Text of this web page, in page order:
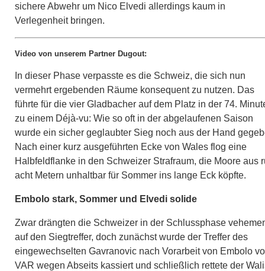
sichere Abwehr um Nico Elvedi allerdings kaum in
Verlegenheit bringen.
Video von unserem Partner Dugout:
In dieser Phase verpasste es die Schweiz, die sich nun
vermehrt ergebenden Räume konsequent zu nutzen. Das
führte für die vier Gladbacher auf dem Platz in der 74.
zu einem Déjà-vu: Wie so oft in der abgelaufenen Saison
wurde ein sicher geglaubter Sieg noch aus der Hand
Nach einer kurz ausgeführten Ecke von Wales flog eine
Halbfeldflanke in den Schweizer Strafraum, die Moore aus
acht Metern unhaltbar für Sommer ins lange Eck köpfte.
Embolo stark, Sommer und Elvedi solide
Zwar drängten die Schweizer in der Schlussphase
auf den Siegtreffer, doch zunächst wurde der Treffer des
eingewechselten Gavranovic nach Vorarbeit von Embolo
VAR wegen Abseits kassiert und schließlich rettete der